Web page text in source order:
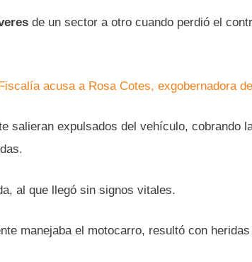
de un sector a otro cuando perdió el
acusa a Rosa Cotes, exgobernadora
salieran expulsados del vehículo, cobrando
al que llegó sin signos vitales.
manejaba el motocarro, resultó con